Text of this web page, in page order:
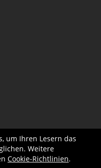
um Ihren Lesern das
Weitere
Cookie-Richtlinien.